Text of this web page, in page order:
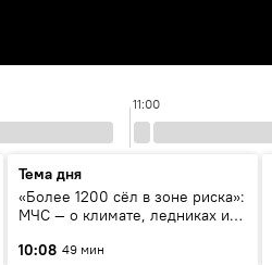
11:00
Тема дня
«Более 1200 сёл в зоне риска»:
МЧС — о климате, ледниках и
населения
10:08 49 мин